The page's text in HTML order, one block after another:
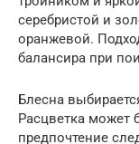
серебристой и
оранжевой.
балансира при
Блесна
Расцветка может
предпочтение